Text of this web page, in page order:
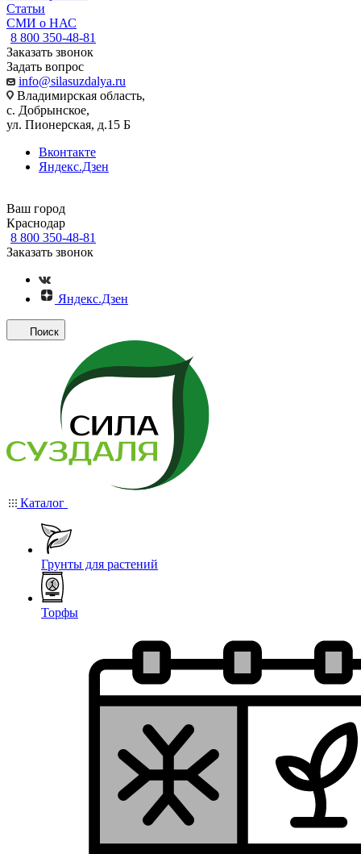
Статьи
СМИ о НАС
8 800 350-48-81
Заказать звонок
Задать вопрос
info@silasuzdalya.ru
Владимирская область,
с. Добрынское,
ул. Пионерская, д.15 Б
Вконтакте
Яндекс.Дзен
Ваш город
Краснодар
8 800 350-48-81
Заказать звонок
Яндекс.Дзен
Поиск
Каталог
Грунты для растений
Торфы